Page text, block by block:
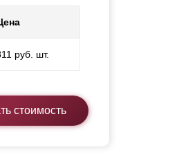
руб. шт.
стоимость